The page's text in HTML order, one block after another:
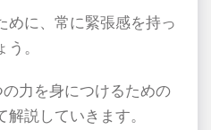
めに、常に緊張感を持っ
。
力を身につけるための
説していきます。